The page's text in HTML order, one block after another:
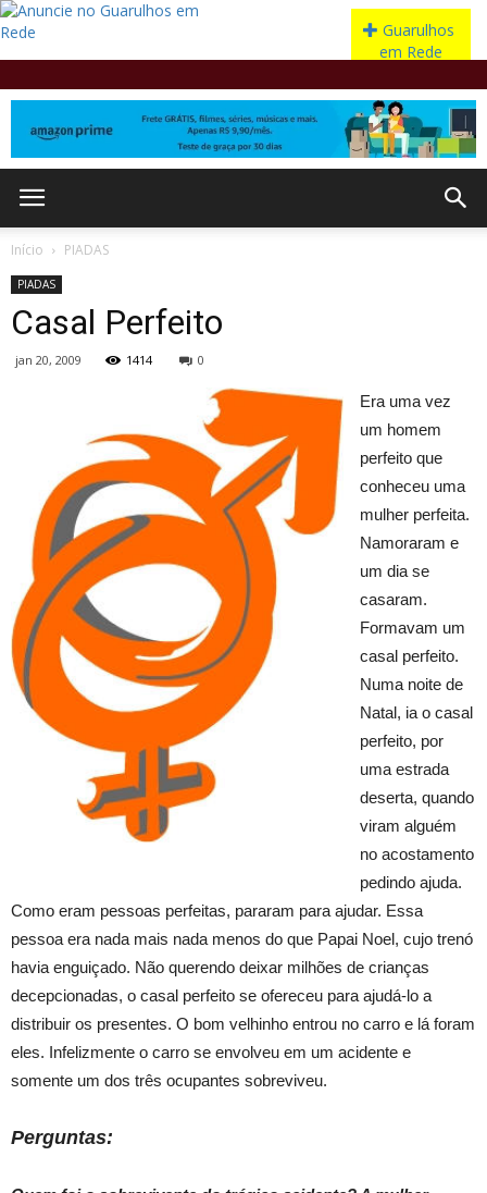
Início PIADAS
PIADAS
Casal Perfeito
jan 20, 2009 1414 0
Era uma vez
um homem
perfeito que
conheceu uma
mulher perfeita.
Namoraram e
um dia se
casaram.
Formavam um
casal perfeito.
Numa noite de
Natal, ia o casal
perfeito, por
uma estrada
deserta, quando
viram alguém
no acostamento
pedindo ajuda.
Como eram pessoas perfeitas, pararam para ajudar. Essa
pessoa era nada mais nada menos do que Papai Noel, cujo trenó
havia enguiçado. Não querendo deixar milhões de crianças
decepcionadas, o casal perfeito se ofereceu para ajudá-lo a
distribuir os presentes. O bom velhinho entrou no carro e lá foram
eles. Infelizmente o carro se envolveu em um acidente e
somente um dos três ocupantes sobreviveu.
Perguntas: